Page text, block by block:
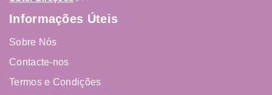
Informações Úteis
Sobre Nós
Contacte-nos
Termos e Condições